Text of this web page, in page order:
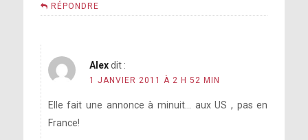
RÉPONDRE
Alex dit :
1 JANVIER 2011 À 2 H 52 MIN
Elle fait une annonce à minuit… aux US , pas en
France!